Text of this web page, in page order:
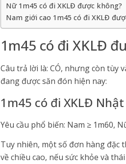
Nữ 1m45 có đi XKLĐ được không?
Nam giới cao 1m45 có đi XKLĐ
1m45 có đi XKLĐ
Câu trả lời là: CÓ, nhưng còn tùy
đang được săn đón hiện nay:
1m45 có đi XKLĐ
Yêu cầu phổ biến: Nam ≥ 1m60,
Tuy nhiên, một số đơn hàng đặc
về chiều cao, nếu sức khỏe và